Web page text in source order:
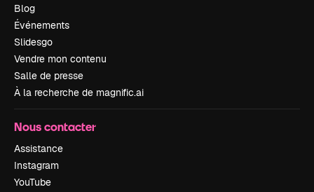
Blog
Événements
Slidesgo
Vendre mon contenu
Salle de presse
À la recherche de magnific.ai
Nous contacter
Assistance
Instagram
YouTube